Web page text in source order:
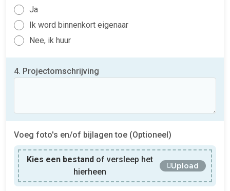
Ja
Ik word binnenkort eigenaar
Nee, ik huur
4. Projectomschrijving
Voeg foto's en/of bijlagen toe (Optioneel)
Kies een bestand of versleep het
hierheen
Upload